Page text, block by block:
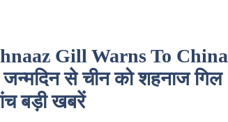
Gill Warns To China
से चीन को शहनाज गिल
बड़ी खबरें